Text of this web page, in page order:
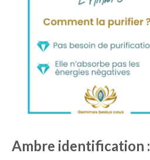
Ambre identification :